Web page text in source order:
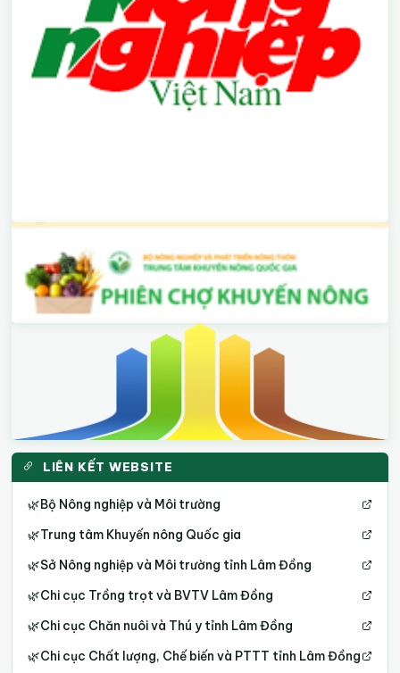
LIÊN KẾT WEBSITE
🌿Bộ Nông nghiệp và Môi trường
🌿Trung tâm Khuyến nông Quốc gia
🌿Sở Nông nghiệp và Môi trường tỉnh Lâm Đồng
🌿Chi cục Trồng trọt và BVTV Lâm Đồng
🌿Chi cục Chăn nuôi và Thú y tỉnh Lâm Đồng
🌿Chi cục Chất lượng, Chế biến và PTTT tỉnh Lâm Đồng